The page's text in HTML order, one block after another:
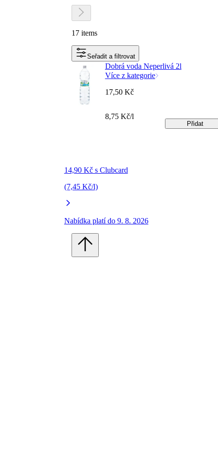
17 items
Seřadit a filtrovat
Dobrá voda Neperlivá 2l
Více z kategorie
14,90 Kč s Clubcard
(7,45 Kč/l)
Nabídka platí do 9. 8. 2026
17,50 Kč
8,75 Kč/l
Přidat